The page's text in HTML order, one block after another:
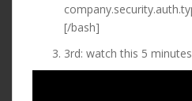
[/bash]
3rd: watch this 5